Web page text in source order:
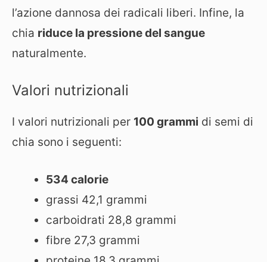
l’azione dannosa dei radicali liberi. Infine, la
chia riduce la pressione del sangue
naturalmente.
Valori nutrizionali
I valori nutrizionali per 100 grammi di semi di
chia sono i seguenti:
534 calorie
grassi 42,1 grammi
carboidrati 28,8 grammi
fibre 27,3 grammi